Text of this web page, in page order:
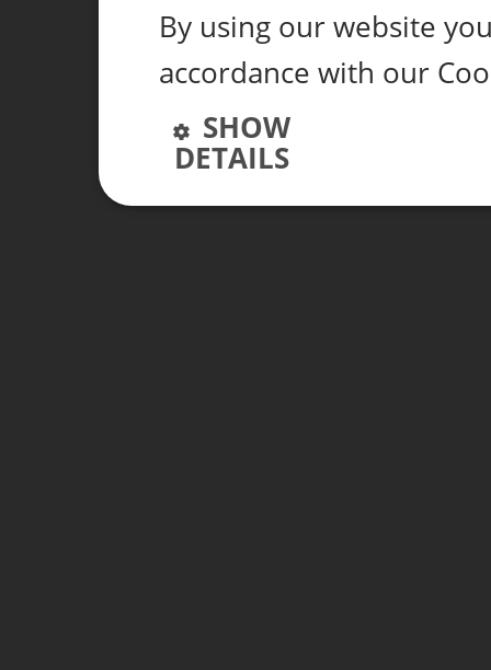
By using our website
accordance with our
SHOW
DETAILS